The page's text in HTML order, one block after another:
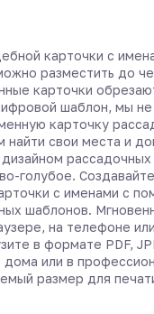
карточки с
разместить до
карточки
шаблон, мы не
карточку
найти свои места и
рассадочных
голубое.
с именами с
шаблонов.
на телефоне или
в формате PDF,
дома или в
размер для